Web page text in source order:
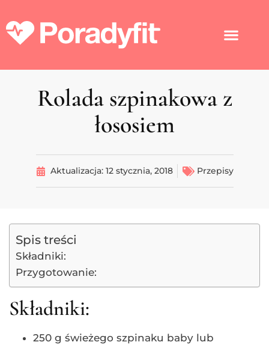
Rolada szpinakowa z
łososiem
Aktualizacja: 12 stycznia, 2018 Przepisy
Spis treści
Składniki:
Przygotowanie:
Składniki:
250 g świeżego szpinaku baby lub